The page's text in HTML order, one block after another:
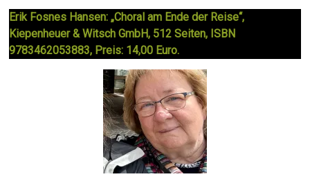
Erik Fosnes Hansen: „Choral am Ende der Reise“,
Kiepenheuer & Witsch GmbH, 512 Seiten, ISBN
9783462053883, Preis: 14,00 Euro.